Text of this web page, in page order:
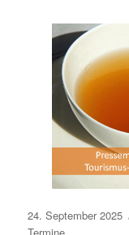
Veröffentlicht
am
24. September 2025